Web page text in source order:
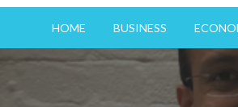
HOME BUSINESS